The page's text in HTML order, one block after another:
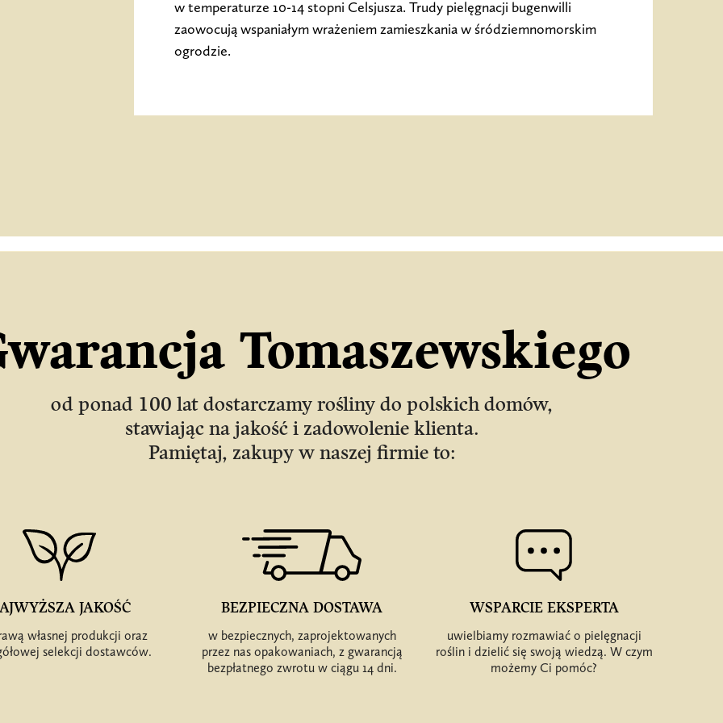
w temperaturze 10-14 stopni Celsjusza. Trudy pielęgnacji bugenwilli
zaowocują wspaniałym wrażeniem zamieszkania w śródziemnomorskim
ogrodzie.
Tomaszewskiego
od ponad 100 lat dostarczamy rośliny do polskich domów,
stawiając na jakość i zadowolenie klienta.
Pamiętaj, zakupy w naszej firmie to:
JAKOŚĆ
własnej produkcji oraz
selekcji dostawców.
BEZPIECZNA DOSTAWA
w bezpiecznych, zaprojektowanych
przez nas opakowaniach, z gwarancją
bezpłatnego zwrotu w ciągu 14 dni.
WSPARCIE EKSPERTA
uwielbiamy rozmawiać o pielęgnacji
roślin i dzielić się swoją wiedzą. W czym
możemy Ci pomóc?